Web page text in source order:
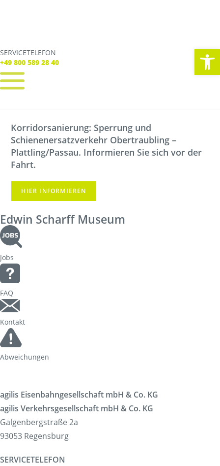
SERVICETELEFON
+49 800 589 28 40
SERVICE TELEFON
+49 800 589 28 40
Verbindungen
Tickets
Freizeit
Service
Unternehmen
Korridorsanierung: Sperrung und
Schienenersatzverkehr Obertraubling –
Plattling/Passau. Informieren Sie sich vor der
Fahrt.
HIER INFORMIEREN
Edwin Scharff Museum
Jobs
FAQ
Kontakt
Abweichungen
agilis Eisenbahngesellschaft mbH & Co. KG
agilis Verkehrsgesellschaft mbH & Co. KG
Galgenbergstraße 2a
93053 Regensburg
SERVICETELEFON